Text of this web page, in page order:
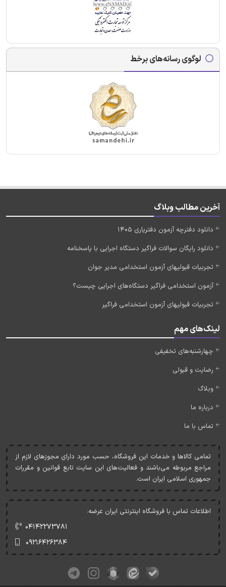
لوگوی رسانه‌های برخط
آخرین مطالب وبلاگ
دانلود دفترچه آزمون دفتریاری 1405
دانلود رایگان سوالات فراگیر دستگاه اجرایی با پاسخنامه
تجربیات قبولیهای آزمون استخدامی مدیر جوان
آزمون استخدامی فراگیر دستگاه‌های اجرایی چیست؟
تجربیات قبولیهای آزمون استخدامی فراگیر
لینک‌های مهم
چهارشنبه‌های تخفیفی
رضایت و قبولی
وبلاگ
درباره ما
تماس با ما
تمامی کالاها و خدمات اين فروشگاه، حسب مورد دارای مجوزهای لازم از
مراجع مربوطه می‌باشند و فعاليت‌های اين سايت تابع قوانين و مقررات
جمهوری اسلامی ايران است.
اطلاعات تماس با فروشگاه اینترنتی ایران عرضه:
۰۴۱۴۲۲۷۳۷۸۱
۰۹۲۱۶۴۲۶۳۸۴